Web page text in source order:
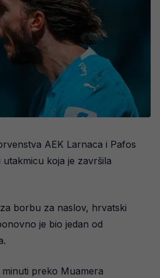
AEK Larnaca i Pafos
koja je završila
borbu za naslov, hrvatski
je bio jedan od
preko Muamera